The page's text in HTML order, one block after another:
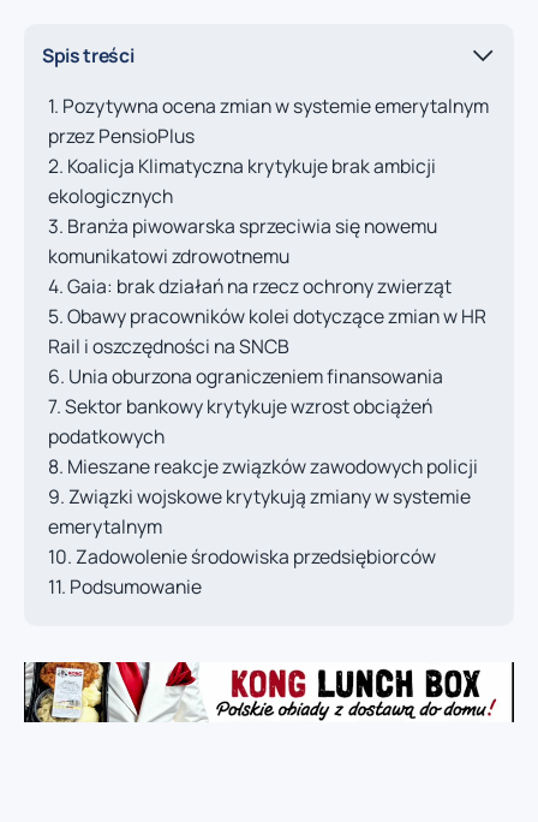
Spis treści
Pozytywna ocena zmian w systemie emerytalnym
przez PensioPlus
Koalicja Klimatyczna krytykuje brak ambicji
ekologicznych
Branża piwowarska sprzeciwia się nowemu
komunikatowi zdrowotnemu
Gaia: brak działań na rzecz ochrony zwierząt
Obawy pracowników kolei dotyczące zmian w HR
Rail i oszczędności na SNCB
Unia oburzona ograniczeniem finansowania
Sektor bankowy krytykuje wzrost obciążeń
podatkowych
Mieszane reakcje związków zawodowych policji
Związki wojskowe krytykują zmiany w systemie
emerytalnym
Zadowolenie środowiska przedsiębiorców
Podsumowanie